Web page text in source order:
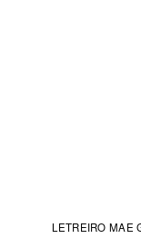
LETREIRO MAE